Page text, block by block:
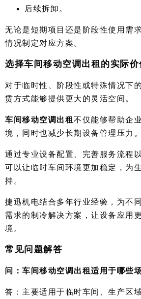
后续拆卸。
无论是短期项目还是阶段性使用需
情况制定对应方案。
选择车间移动空调出租的实际价
对于临时性、阶段性或特殊情况下
赁方式能够提供更大的灵活空间。
车间移动空调出租 不仅能够帮助企
境，同时也减少长期设备管理压力。
通过专业设备配置、完善服务流程
可以让临时车间环境更加稳定，为
持。
捷迅机电结合多年行业经验，为不
需求的制冷解决方案，让设备应用
境。
常见问题解答
问：车间移动空调出租适用于哪些
答：主要适用于临时车间、生产区